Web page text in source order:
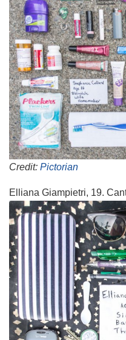
Credit: Pictorian
Elliana Giampietri, 19.